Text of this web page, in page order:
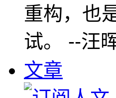
重构，也
试。 --汪
文章